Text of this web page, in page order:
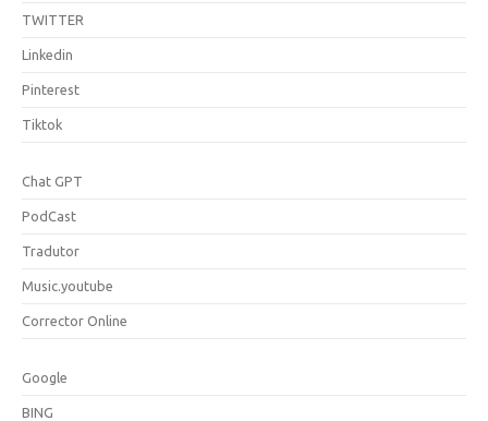
TWITTER
Linkedin
Pinterest
Tiktok
Chat GPT
PodCast
Tradutor
Music.youtube
Corrector Online
Google
BING